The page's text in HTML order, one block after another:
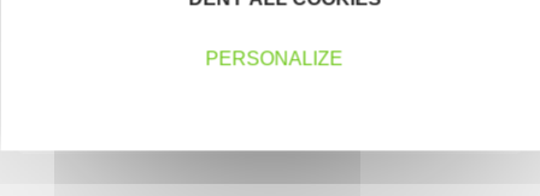
PERSONALIZE